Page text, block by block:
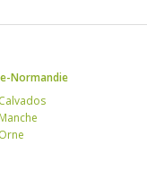
Normandie